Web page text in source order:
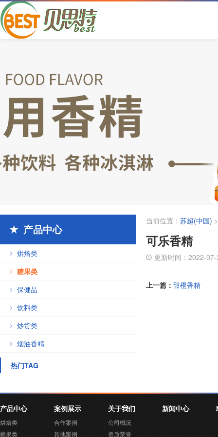
 产品中心
 烘焙类
 糖果类
 保健品
 饮料类
 炒货类
 烟油香精
热门TAG
当前位置： 苏超(中国)
可乐香精
 更新时间： 2022-
上一篇： 甜橙香精
产品中心
烘焙类
糖果类
案例展示
合作案例
其他案例
关于我们
公司概况
资质荣誉
新闻中心